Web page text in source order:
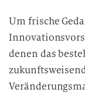
Um frische
denen das